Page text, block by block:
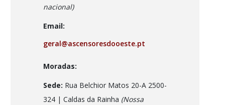
nacional)
Email:
geral@ascensoresdooeste.pt
Moradas:
Sede: Rua Belchior Matos 20-A 2500-
324 | Caldas da Rainha (Nossa